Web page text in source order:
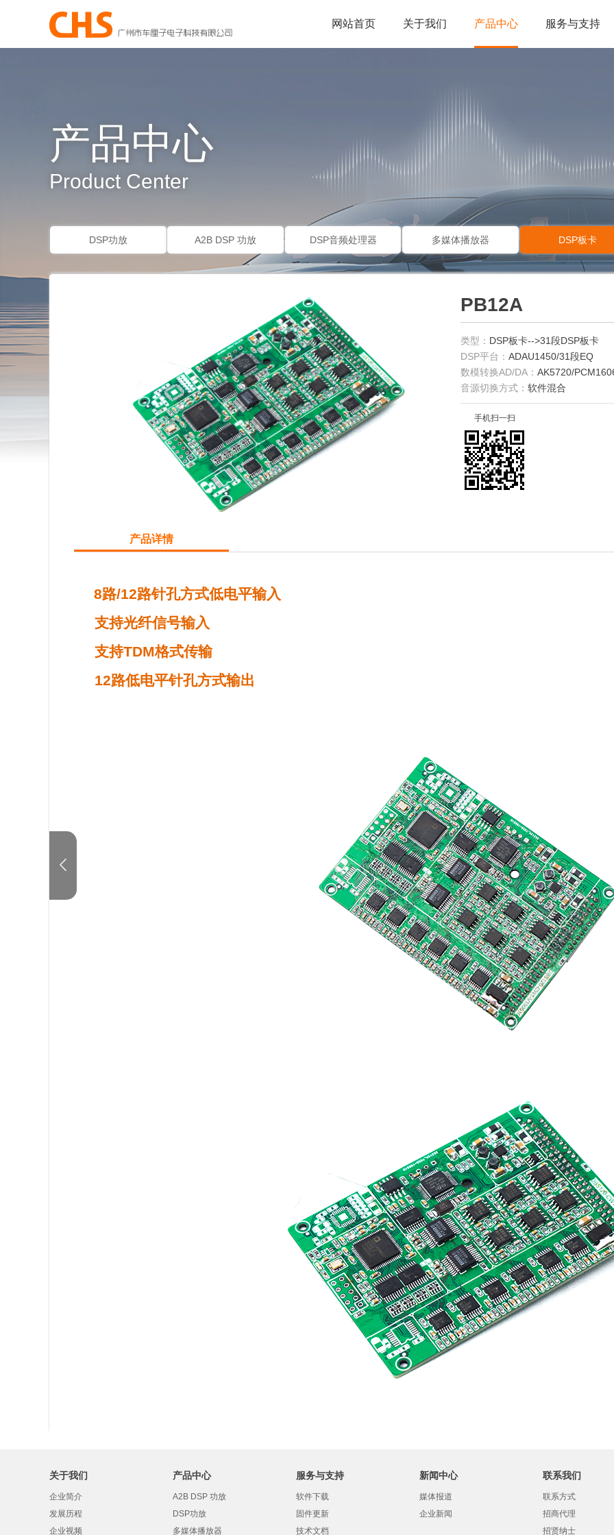
网站首页 关于我们 产品中心 服务与支持

产品中心
Product Center
DSP功放 A2B DSP 功放 DSP音频处理器 多媒体播放器 DSP板卡
PB12A
类型： DSP板卡-->31段DSP板卡
DSP平台： ADAU1450/31段EQ
数模转换AD/DA： AK5720/
音源切换方式： 软件混合
手机扫一扫
产品详情
8路/12路针孔方式低电平输入
支持光纤信号输入
支持TDM格式传输
12路低电平针孔方式输出
关于我们
企业简介
发展历程
企业视频
产品中心
A2B DSP 功放
DSP功放
多媒体播放器
服务与支持
软件下载
固件更新
技术文档
新闻中心
媒体报道
企业新闻
联系我们
联系方式
招商代理
招贤纳士